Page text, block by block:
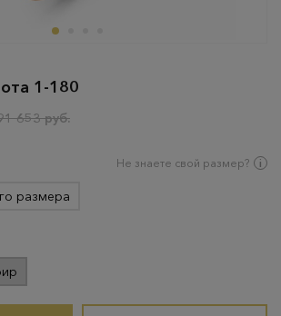
1-180
653 руб.
Не знаете свой размер?
размера